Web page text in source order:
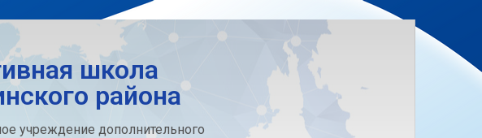
школа
района
учреждение дополнительного